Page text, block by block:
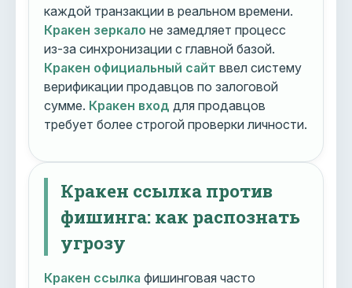
каждой транзакции в реальном времени.
Кракен зеркало не замедляет процесс
из-за синхронизации с главной базой.
Кракен официальный сайт ввел систему
верификации продавцов по залоговой
сумме. Кракен вход для продавцов
требует более строгой проверки личности.
Кракен ссылка против
фишинга: как распознать
угрозу
Кракен ссылка фишинговая часто